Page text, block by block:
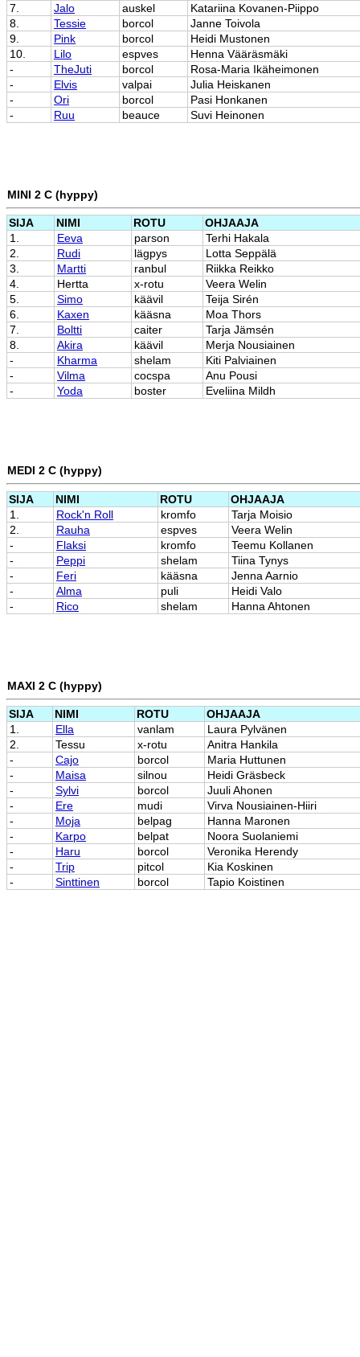
7.
Jalo auskel
Katariina Kovanen-Piippo
8.
Tessie borcol
Janne Toivola
9.
Pink borcol
Heidi Mustonen
10.
Lilo espves
Henna Vääräsmäki
-
TheJuti borcol
Rosa-Maria Ikäheimonen
-
Elvis valpai
Julia Heiskanen
-
Ori borcol
Pasi Honkanen
-
Ruu beauce Suvi Heinonen
MINI 2 C (hyppy)
SIJA NIMI ROTU
OHJAAJA
1.
Eeva parson
Terhi Hakala
2.
Rudi lägpys
Lotta Seppälä
3.
Martti ranbul
Riikka Reikko
4.
Hertta x-rotu
Veera Welin
5.
Simo käävil
Teija Sirén
6.
Kaxen kääsna
Moa Thors
7.
Boltti caiter
Tarja Jämsén
8.
Akira käävil
Merja Nousiainen
-
Kharma shelam
Kiti Palviainen
-
Vilma cocspa
Anu Pousi
-
Yoda boster Eveliina Mildh
MEDI 2 C (hyppy)
SIJA NIMI ROTU
OHJAAJA
1.
Rock'n Roll kromfo
Tarja Moisio
2.
Rauha espves
Veera Welin
-
Flaksi kromfo
Teemu Kollanen
-
Peppi shelam
Tiina Tynys
-
Feri kääsna
Jenna Aarnio
-
Alma puli
Heidi Valo
-
Rico shelam Hanna Ahtonen
MAXI 2 C (hyppy)
SIJA NIMI ROTU
OHJAAJA
1.
Ella vanlam
Laura Pylvänen
2.
Tessu x-rotu
Anitra Hankila
-
Cajo borcol
Maria Huttunen
-
Maisa silnou
Heidi Gräsbeck
-
Sylvi borcol
Juuli Ahonen
-
Ere mudi
Virva Nousiainen-Hiiri
-
Moja belpag
Hanna Maronen
-
Karpo belpat
Noora Suolaniemi
-
Haru borcol
Veronika Herendy
-
Trip pitcol
Kia Koskinen
-
Sinttinen borcol Tapio Koistinen